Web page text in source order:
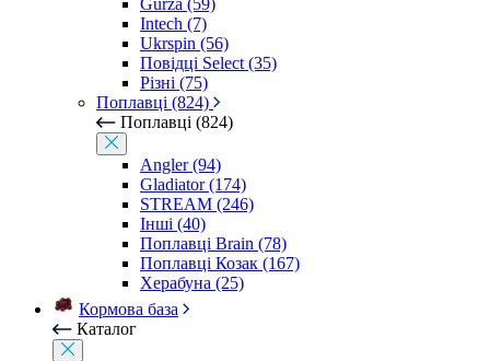
Gurza (59)
Intech (7)
Ukrspin (56)
Повідці Select (35)
Різні (75)
Поплавці (824)
Поплавці (824)
Angler (94)
Gladiator (174)
STREAM (246)
Інші (40)
Поплавці Brain (78)
Поплавці Козак (167)
Херабуна (25)
Кормова база
Каталог